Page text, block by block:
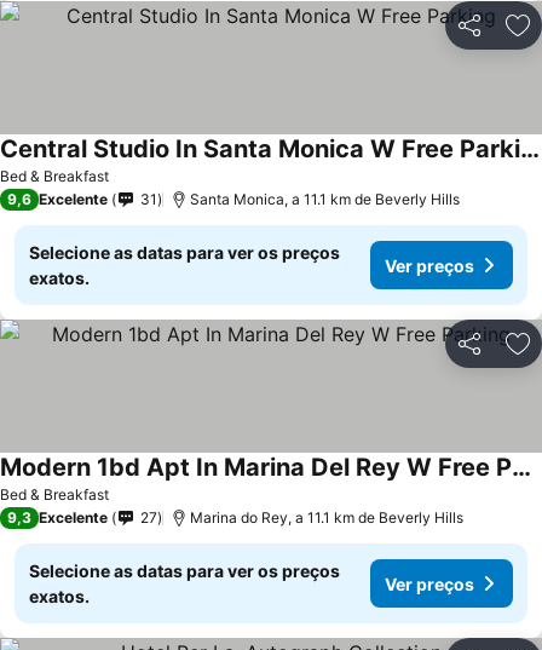
Partilhar
Bed & Breakfast
Central Studio In Santa Monica W Free Parking
9,6 Excelente 31 Santa Monica, a 11.1 km de Beverly Hills
Selecione as datas para ver os preços
exatos.
Ver preços
Partilhar
Bed & Breakfast
Modern 1bd Apt In Marina Del Rey W Free Parking
9,3 Excelente 27 Marina do Rey, a 11.1 km de Beverly Hills
Selecione as datas para ver os preços
exatos.
Ver preços